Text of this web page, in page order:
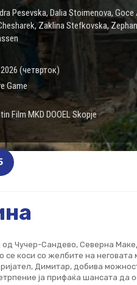
Pesevska, Dalia Stoimenova, Goce
,Zaklina Stefkovska,
(четврток)
Game
Film MKD DOOEL Skopje
Чучер-Сандево, Северна
се коси со желбите на неговата
Димитар, добива
ја прифаќа шансата да